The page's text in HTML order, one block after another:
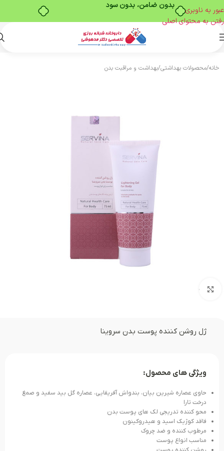
بدون ضامن، بدون سود
عبور به ناوبری
رفتن به محتوای اصلی
خانه/محصولات بهداشتی/بهداشت و مراقبت بدن
بزرگنمایی تصویر
ژل روشن کننده پوست بدن سروینا
ویژگی های محصول:
حاوی عصاره شیرین بیان، بندواش آفریقایی، عصاره گل بید سفید و صمغ
درخت تارا
محو کننده تدریجی لک های پوست بدن
فاقد کوژیک اسید و هیدروکینون
مرطوب کننده و ضد چروک
مناسب انواع پوست